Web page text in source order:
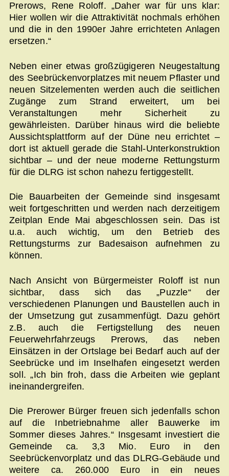
Prerows, Rene Roloff. „Daher war für uns klar:
Hier wollen wir die Attraktivität nochmals erhöhen
und die in den 1990er Jahre errichteten Anlagen
ersetzen.“
Neben einer etwas großzügigeren Neugestaltung
des Seebrückenvorplatzes mit neuem Pflaster und
neuen Sitzelementen werden auch die seitlichen
Zugänge zum Strand erweitert, um bei
Veranstaltungen mehr Sicherheit zu
gewährleisten. Darüber hinaus wird die beliebte
Aussichtsplattform auf der Düne neu errichtet –
dort ist aktuell gerade die Stahl-Unterkonstruktion
sichtbar – und der neue moderne Rettungsturm
für die DLRG ist schon nahezu fertiggestellt.
Die Bauarbeiten der Gemeinde sind insgesamt
weit fortgeschritten und werden nach derzeitigem
Zeitplan Ende Mai abgeschlossen sein. Das ist
u.a. auch wichtig, um den Betrieb des
Rettungsturms zur Badesaison aufnehmen zu
können.
Nach Ansicht von Bürgermeister Roloff ist nun
sichtbar, dass sich das „Puzzle“ der
verschiedenen Planungen und Baustellen auch in
der Umsetzung gut zusammenfügt. Dazu gehört
z.B. auch die Fertigstellung des neuen
Feuerwehrfahrzeugs Prerows, das neben
Einsätzen in der Ortslage bei Bedarf auch auf der
Seebrücke und im Inselhafen eingesetzt werden
soll. „Ich bin froh, dass die Arbeiten wie geplant
ineinandergreifen.
Die Prerower Bürger freuen sich jedenfalls schon
auf die Inbetriebnahme aller Bauwerke im
Sommer dieses Jahres.“ Insgesamt investiert die
Gemeinde ca. 3,3 Mio. Euro in den
Seebrückenvorplatz und das DLRG-Gebäude und
weitere ca. 260.000 Euro in ein neues